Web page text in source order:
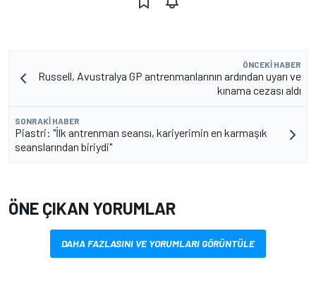
ÖNCEKI HABER
Russell, Avustralya GP antrenmanlarının ardından uyarı ve
kınama cezası aldı
SONRAKI HABER
Piastri: "İlk antrenman seansı, kariyerimin en karmaşık
seanslarından biriydi"
ÖNE ÇIKAN YORUMLAR
DAHA FAZLASINI VE YORUMLARI GÖRÜNTÜLE